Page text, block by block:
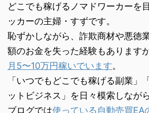
どこでも稼げるノマドワーカーを
ッカーの主婦・すずです。
恥ずかしながら、詐欺商材や悪徳
額のお金を失った経験もありますが
月5〜10万円稼いでいます。
「いつでもどこでも稼げる副業」
ットビジネス」を日々模索しながら
ブログでは使っている自動売買EA